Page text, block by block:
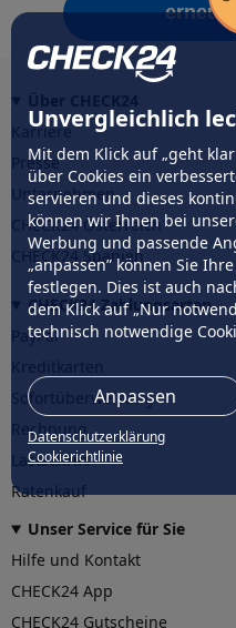
Unvergleichlich
Mit dem Klick auf „geht
über Cookies ein
servieren und dieses
können wir Ihnen bei
Werbung und passende
„anpassen” können Sie
festlegen. Dies ist auch
dem Klick auf „Nur
technisch notwendige
Anpassen
Datenschutzerklärung
Cookierichtlinie
erneut
Karriere
Presse
Unternehmen
CHECK24 Österreich
CHECK24 Spanien
CHECK24 Zahlungsarten
PayPal
Sofortüberweisung
Rechnung
Lastschrift
Ratenkauf
Unser Service für Sie
Hilfe und Kontakt
CHECK24 App
CHECK24 Gutscheine